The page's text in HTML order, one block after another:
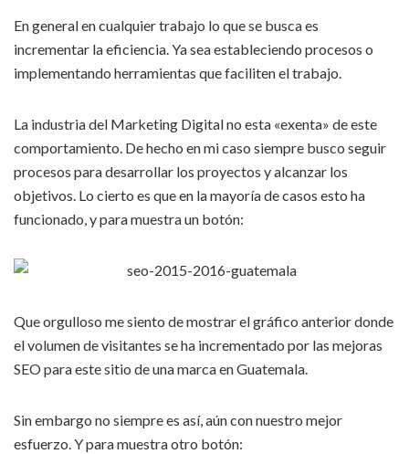
En general en cualquier trabajo lo que se busca es
incrementar la eficiencia. Ya sea estableciendo procesos o
implementando herramientas que faciliten el trabajo.
La industria del Marketing Digital no esta «exenta» de este
comportamiento. De hecho en mi caso siempre busco seguir
procesos para desarrollar los proyectos y alcanzar los
objetivos. Lo cierto es que en la mayoría de casos esto ha
funcionado, y para muestra un botón:
Que orgulloso me siento de mostrar el gráfico anterior donde
el volumen de visitantes se ha incrementado por las mejoras
SEO para este sitio de una marca en Guatemala.
Sin embargo no siempre es así, aún con nuestro mejor
esfuerzo. Y para muestra otro botón: